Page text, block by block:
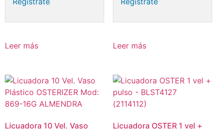
Leer más Leer más
Licuadora 10 Vel. Vaso
Licuadora OSTER 1 vel +